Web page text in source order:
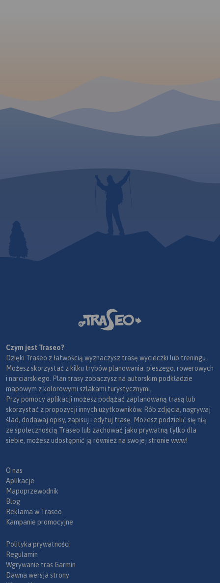
Czym jest Traseo?
Dzięki Traseo z łatwością wyznaczysz trasę wycieczki lub treningu.
Możesz skorzystać z kilku trybów planowania: pieszego, rowerowych
i narciarskiego. Plan trasy zobaczysz na autorskim podkładzie
mapowym z kolorowymi szlakami turystycznymi.
Przy pomocy aplikacji możesz podążać zaplanowaną trasą lub
skorzystać z propozycji innych użytkowników. Rób zdjęcia, nagrywaj
ślad, dodawaj opisy, zapisuj i edytuj trasę. Możesz podzielić się nią
ze społecznością Traseo lub zachować jako prywatną tylko dla
siebie, możesz udostępnić ją również na swojej stronie www!
O nas
Aplikacje
Mapoprzewodnik
Blog
Reklama w Traseo
Kampanie promocyjne
Polityka prywatności
Regulamin
Wgrywanie tras Garmin
Dawna wersja strony